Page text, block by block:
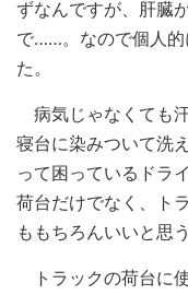
ずなんですが、肝臓
で……。なので個人的
た。
病気じゃなくても
寝台に染みついて洗
って困っているドラ
荷台だけでなく、ト
ももちろんいいと思
トラックの荷台に